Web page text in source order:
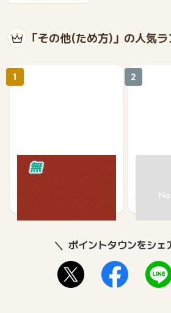
もございます。
お問い合わせください。
※上記期限を過ぎた場合、調査対象外と
ざいます。
「その他(ため方)」の人気
【無料・60秒で終わる】
資産形成に関するアンケ
1
64
2
ポイントタウンをシェ